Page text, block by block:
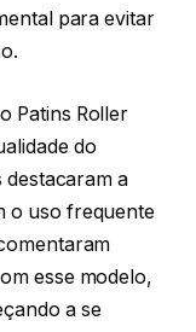
para evitar
Patins Roller
do
destacaram a
o uso frequente
esse modelo,
a se